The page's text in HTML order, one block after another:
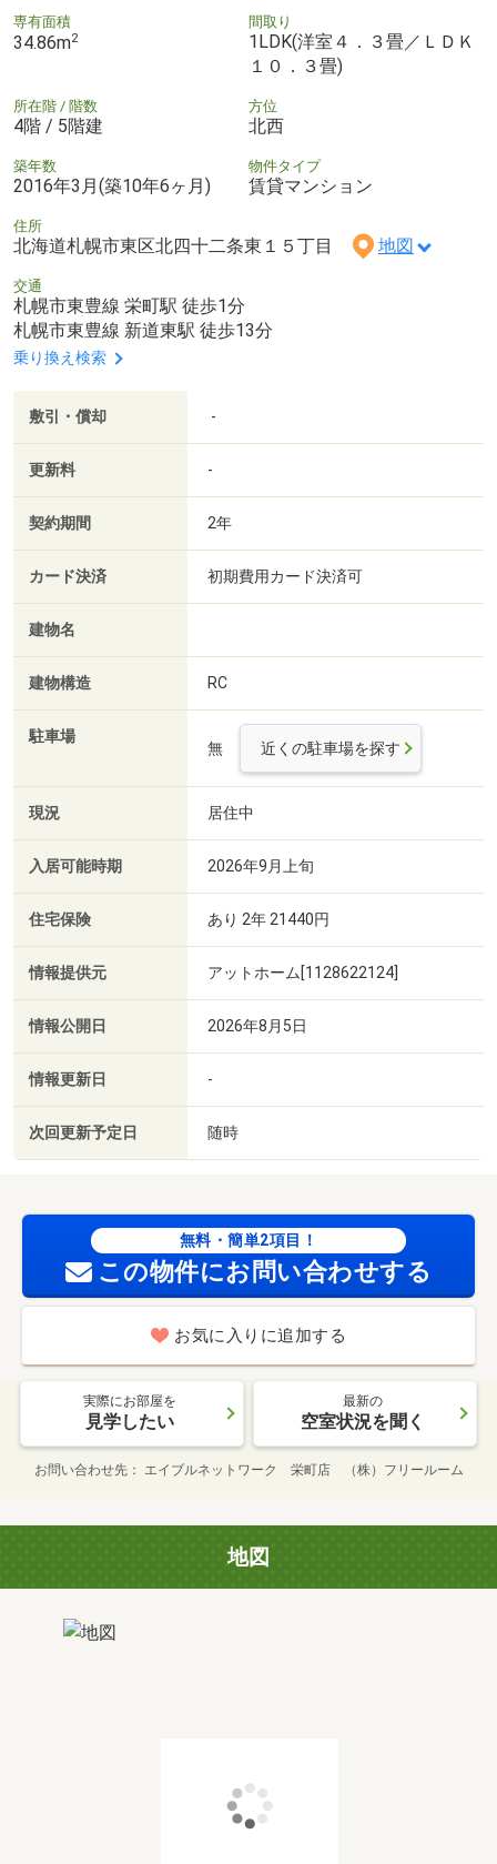
専有面積
34.86m2
間取り
1LDK(洋室４．３畳／ＬＤＫ
１０．３畳)
所在階 / 階数
4階 / 5階建
方位
北西
築年数
2016年3月(築10年6ヶ月)
物件タイプ
賃貸マンション
住所
北海道札幌市東区北四十二条東１５丁目 地図
交通
札幌市東豊線 栄町駅 徒歩1分
札幌市東豊線 新道東駅 徒歩13分
乗り換え検索
敷引・償却 -
更新料 -
契約期間 2年
カード決済 初期費用カード決済可
建物名
建物構造 RC
駐車場
無 近くの駐車場を探す
現況 居住中
入居可能時期 2026年9月上旬
住宅保険 あり 2年 21440円
情報提供元 アットホーム[1128622124]
情報公開日 2026年8月5日
情報更新日 -
次回更新予定日 随時
無料・簡単2項目！
この物件にお問い合わせする
お気に入りに追加する
実際にお部屋を
見学したい
最新の
空室状況を聞く
お問い合わせ先 エイブルネットワーク 栄町店 （株）フリールーム
地図